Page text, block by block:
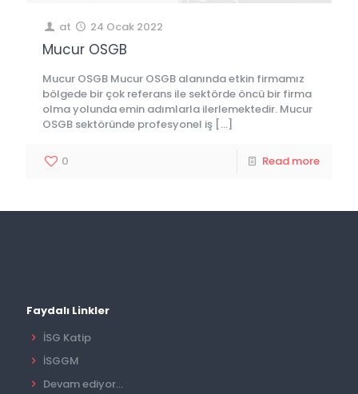
at 24 Ocak 2022
Mucur OSGB
Mucur OSGB Mucur OSGB alanında etkin firmamız
bölgede bir çok referans ile sektörde öncü bir firma
olma yolunda emin adımlarla ilerlemektedir. Mucur
OSGB sektöründe profesyonel iş […]
0 Read more
Faydalı Linkler
İSG Katip
İSGGM
Devam ediyor...